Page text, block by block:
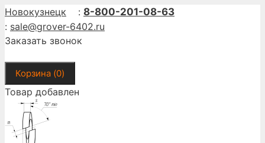
Перейти
к
содержимому
Новокузнецк : 8-800-201-08-63
: sale@grover-6402.ru
Заказать звонок
Корзина (0)
Товар добавлен